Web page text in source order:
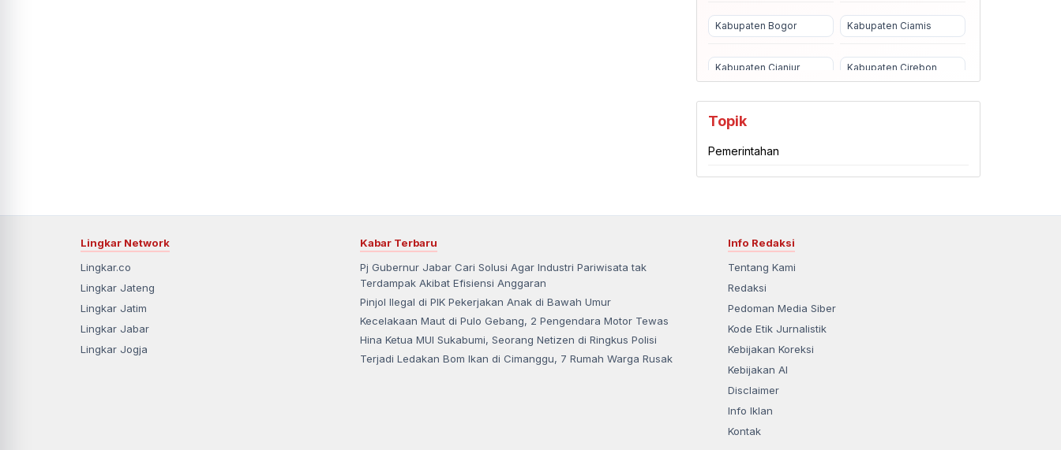
Kabupaten Bogor Kabupaten Ciamis
Kabupaten Cianjur Kabupaten Cirebon
Kabupaten Karawang
Kabupaten Sukabumi
Topik
Pemerintahan
Lingkar Network
Lingkar.co
Lingkar Jateng
Lingkar Jatim
Lingkar Jabar
Lingkar Jogja
Kabar Terbaru
Pj Gubernur Jabar Cari Solusi Agar Industri Pariwisata tak
Terdampak Akibat Efisiensi Anggaran
Pinjol Ilegal di PIK Pekerjakan Anak di Bawah Umur
Kecelakaan Maut di Pulo Gebang, 2 Pengendara Motor Tewas
Hina Ketua MUI Sukabumi, Seorang Netizen di Ringkus Polisi
Terjadi Ledakan Bom Ikan di Cimanggu, 7 Rumah Warga Rusak
Info Redaksi
Tentang Kami
Redaksi
Pedoman Media Siber
Kode Etik Jurnalistik
Kebijakan Koreksi
Kebijakan AI
Disclaimer
Info Iklan
Kontak